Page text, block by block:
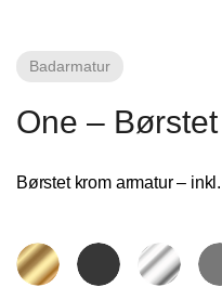
Badarmatur
One –
Børstet krom armatur –
Danmark